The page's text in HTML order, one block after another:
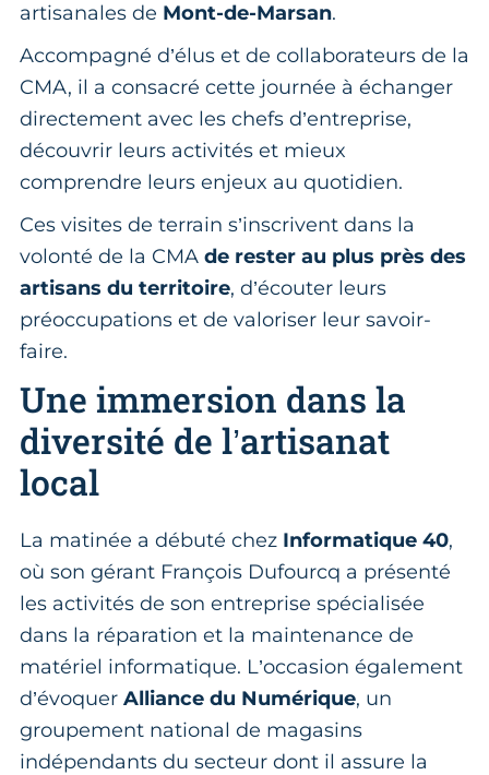
artisanales de Mont-de-Marsan.
Accompagné d’élus et de collaborateurs de la
CMA, il a consacré cette journée à échanger
directement avec les chefs d’entreprise,
découvrir leurs activités et mieux
comprendre leurs enjeux au quotidien.
Ces visites de terrain s’inscrivent dans la
volonté de la CMA de rester au plus près des
artisans du territoire, d’écouter leurs
préoccupations et de valoriser leur savoir-
faire.
Une immersion dans la
diversité de l’artisanat
local
La matinée a débuté chez Informatique 40,
où son gérant François Dufourcq a présenté
les activités de son entreprise spécialisée
dans la réparation et la maintenance de
matériel informatique. L’occasion également
d’évoquer Alliance du Numérique, un
groupement national de magasins
indépendants du secteur dont il assure la